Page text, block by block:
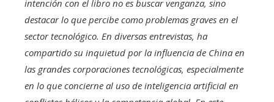
intención con el libro no es buscar venganza, sino
destacar lo que percibe como problemas graves en el
sector tecnológico. En diversas entrevistas, ha
compartido su inquietud por la influencia de China en
las grandes corporaciones tecnológicas, especialmente
en lo que concierne al uso de inteligencia artificial en